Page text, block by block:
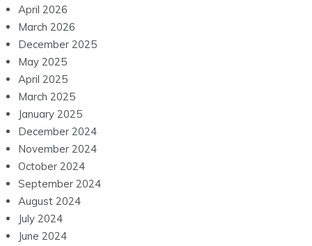
April 2026
March 2026
December 2025
May 2025
April 2025
March 2025
January 2025
December 2024
November 2024
October 2024
September 2024
August 2024
July 2024
June 2024